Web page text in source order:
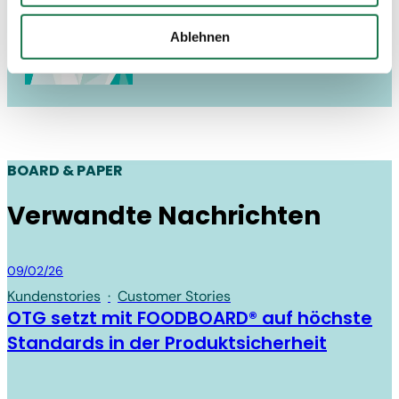
auch in den USA verarbeitet. Wenn Sie jedoch nicht
zusammen mit "Auswahl bestätigen“ auswählen, findet
die oben beschriebene Übermittlung nicht statt.
Ablehnen
BOARD & PAPER
Verwandte Nachrichten
Board & Paper
09/02/26
Kundenstories · Customer Stories
OTG setzt mit FOODBOARD® auf höchste
Standards in der Produktsicherheit